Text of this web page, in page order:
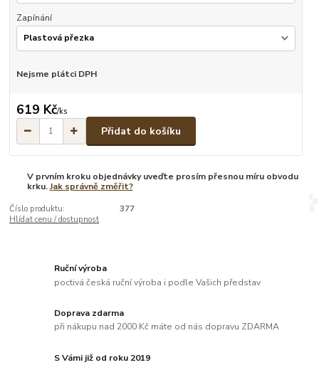
Zapínání
Nejsme plátci DPH
619 Kč/ks
Přidat do košíku
V prvním kroku objednávky uveďte prosím přesnou míru obvodu
krku.Jak správně změřit?
Číslo produktu:
377
Hlídat cenu / dostupnost
Ruční výroba
poctivá česká ruční výroba i podle Vašich představ
Doprava zdarma
při nákupu nad 2000 Kč máte od nás dopravu ZDARMA
S Vámi již od roku 2019